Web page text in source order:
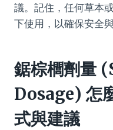
議。記住，任何草本
下使用，以確保安全與
鋸棕櫚劑量
Dosage) 怎
式與建議